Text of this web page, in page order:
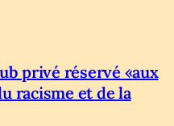
privé réservé «aux
racisme et de la